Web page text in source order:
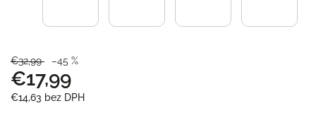
€32,99 –45 %
€17,99
€14,63 bez DPH